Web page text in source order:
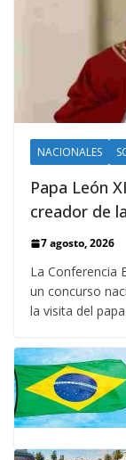
NACIONALES
Papa León
creador de
7 agosto, 2026
La Conferencia
un concurso
la visita del